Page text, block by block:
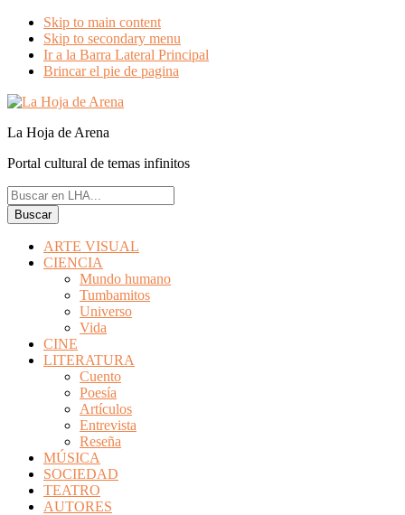
Skip to main content
Skip to secondary menu
Ir a la Barra Lateral Principal
Brincar el pie de pagina
La Hoja de Arena
Portal cultural de temas infinitos
Buscar
en
LHA...
ARTE VISUAL
CIENCIA
Mundo humano
Tumbamitos
Universo
Vida
CINE
LITERATURA
Cuento
Poesía
Artículos
Entrevista
Reseña
MÚSICA
SOCIEDAD
TEATRO
AUTORES